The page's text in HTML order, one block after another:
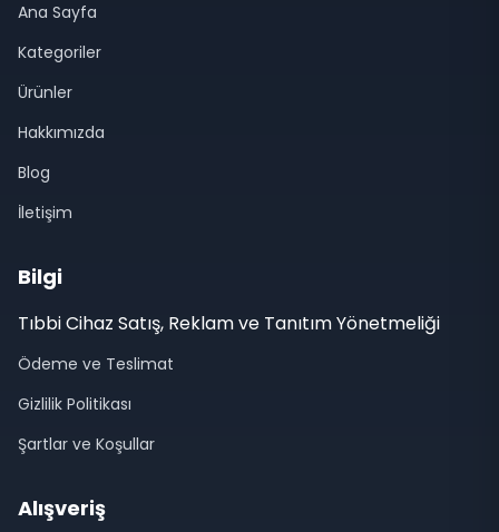
Ana Sayfa
Kategoriler
Ürünler
Hakkımızda
Blog
İletişim
Bilgi
Tıbbi Cihaz Satış, Reklam ve Tanıtım Yönetmeliği
Ödeme ve Teslimat
Gizlilik Politikası
Şartlar ve Koşullar
Alışveriş